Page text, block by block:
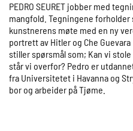
PEDRO SEURET jobber med
mangfold. Tegningene forholder
kunstnerens møte med en ny
portrett av Hitler og Che Guevara
stiller spørsmål som; Kan vi
står vi overfor? Pedro er
fra Universitetet i Havanna og
bor og arbeider på Tjøme.